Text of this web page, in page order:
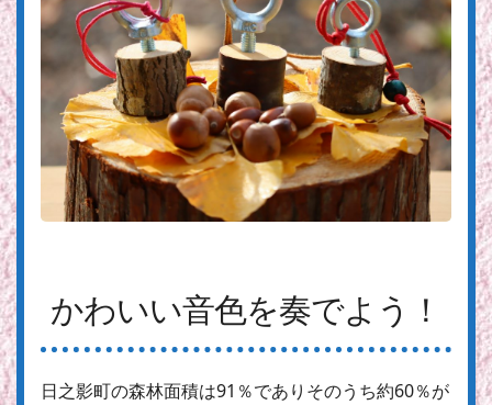
かわいい音色を奏でよう！
日之影町の森林面積は91％でありそのうち約60％が